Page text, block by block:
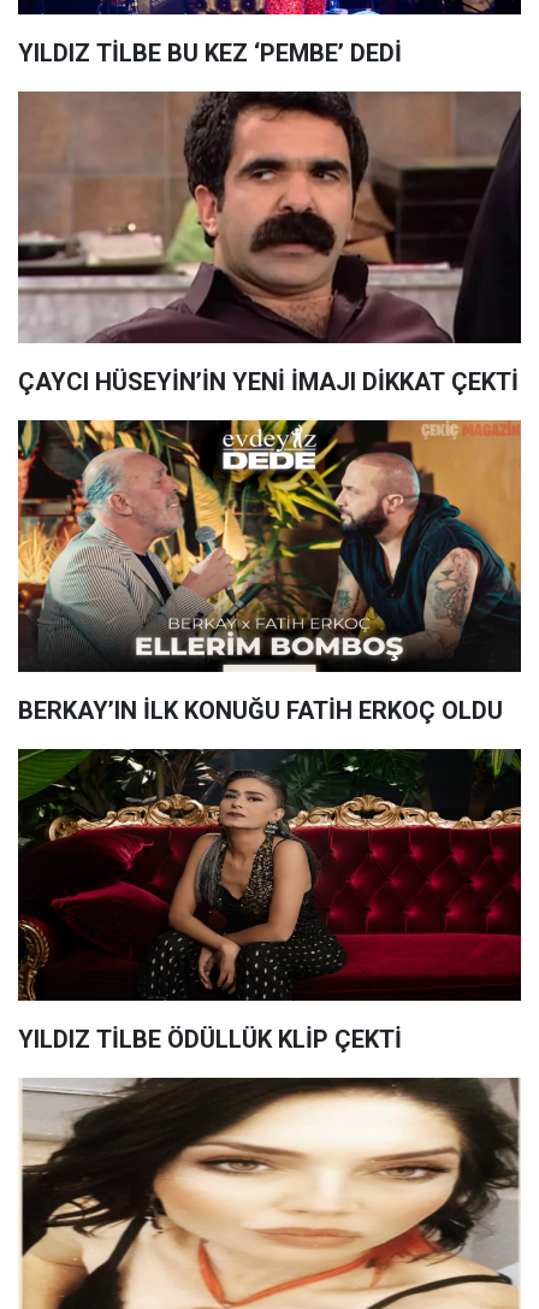
YILDIZ TİLBE BU KEZ ‘PEMBE’ DEDİ
ÇAYCI HÜSEYİN’İN YENİ İMAJI DİKKAT ÇEKTİ
BERKAY’IN İLK KONUĞU FATİH ERKOÇ OLDU
YILDIZ TİLBE ÖDÜLLÜK KLİP ÇEKTİ